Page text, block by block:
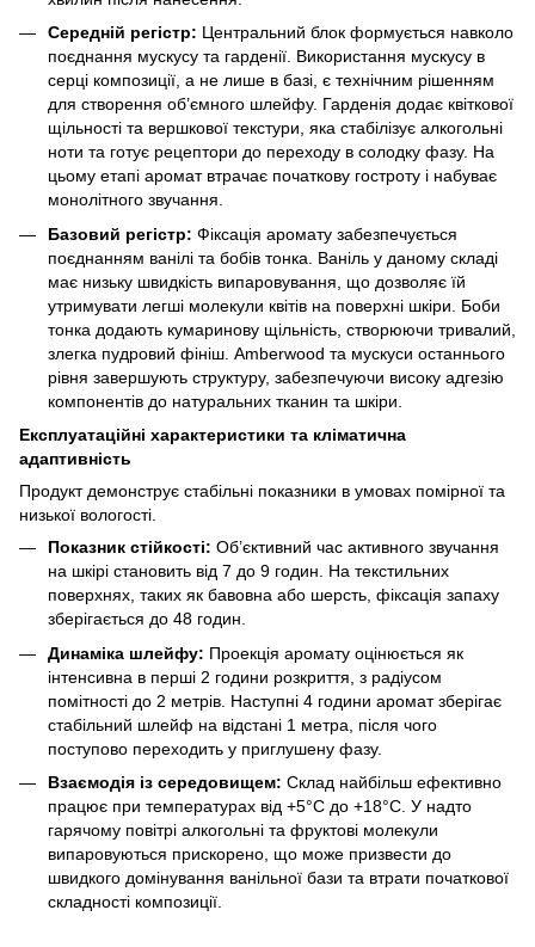
Середній регістр: Центральний блок формується навколо
поєднання мускусу та гарденії. Використання мускусу в
серці композиції, а не лише в базі, є технічним рішенням
для створення об’ємного шлейфу. Гарденія додає квіткової
щільності та вершкової текстури, яка стабілізує алкогольні
ноти та готує рецептори до переходу в солодку фазу. На
цьому етапі аромат втрачає початкову гостроту і набуває
монолітного звучання.
Базовий регістр: Фіксація аромату забезпечується
поєднанням ванілі та бобів тонка. Ваніль у даному складі
має низьку швидкість випаровування, що дозволяє їй
утримувати легші молекули квітів на поверхні шкіри. Боби
тонка додають кумаринову щільність, створюючи тривалий,
злегка пудровий фініш. Amberwood та мускуси останнього
рівня завершують структуру, забезпечуючи високу адгезію
компонентів до натуральних тканин та шкіри.
Експлуатаційні характеристики та кліматична
адаптивність
Продукт демонструє стабільні показники в умовах помірної та
низької вологості.
Показник стійкості: Об’єктивний час активного звучання
на шкірі становить від 7 до 9 годин. На текстильних
поверхнях, таких як бавовна або шерсть, фіксація запаху
зберігається до 48 годин.
Динаміка шлейфу: Проекція аромату оцінюється як
інтенсивна в перші 2 години розкриття, з радіусом
помітності до 2 метрів. Наступні 4 години аромат зберігає
стабільний шлейф на відстані 1 метра, після чого
поступово переходить у приглушену фазу.
Взаємодія із середовищем: Склад найбільш ефективно
працює при температурах від +5°C до +18°C. У надто
гарячому повітрі алкогольні та фруктові молекули
випаровуються прискорено, що може призвести до
швидкого домінування ванільної бази та втрати початкової
складності композиції.